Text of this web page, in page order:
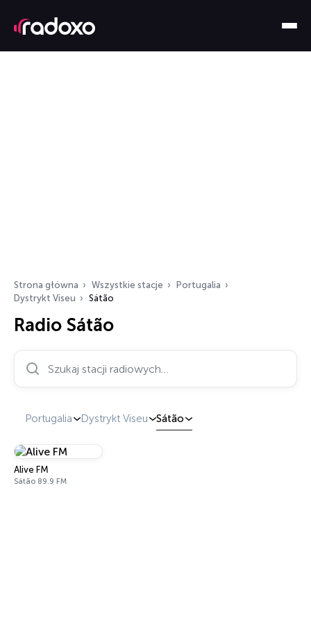
Strona główna Wszystkie stacje
Portugalia
Dystrykt Viseu
Sátão
Radio Sátão
Portugalia Dystrykt Viseu Sátão
Alive FM
Sátão 89.9 FM